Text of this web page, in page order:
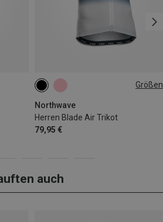
Größen
Northwave
Herren Blade Air Trikot
79,95 €
M XL
auch